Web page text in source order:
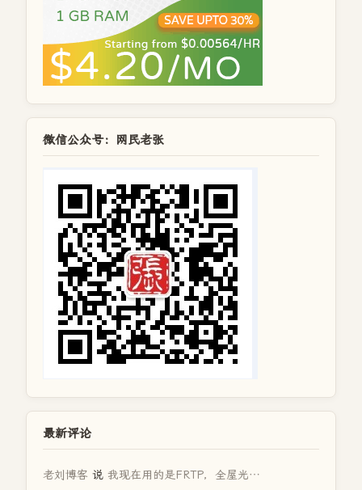
微信公众号：网民老张
最新评论
老刘博客 说 我现在用的是FRTP，全屋光…